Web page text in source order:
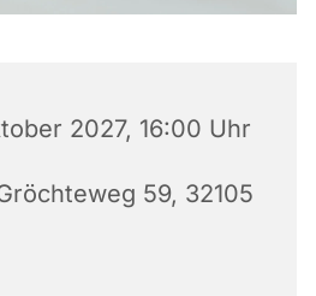
2027, 16:00 Uhr
59, 32105